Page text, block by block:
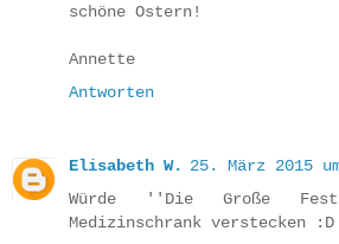
schöne Ostern!
Annette
Antworten
Elisabeth W. 25. März 2015
Würde ''Die Große
Medizinschrank verstecken :D